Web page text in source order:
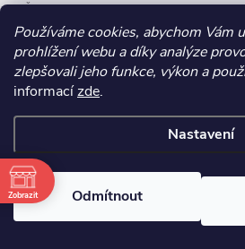
Používáme cookies, abychom Vám
prohlížení webu a díky analýze
zlepšovali jeho funkce, výkon a
informacízde.
Nastavení
Odmítnout
DIČ: CZ04055195
Copyright 2026 GrowGarden.cz.
Zobrazit